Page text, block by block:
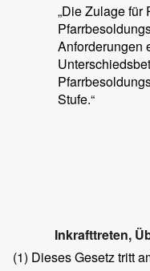
„Die Zulage für
Anforderungen
Stufe.“
Inkrafttreten,
(1) Dieses Gesetz tritt